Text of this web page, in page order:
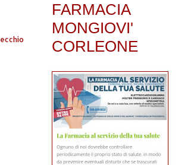
FARMACIA
MONGIOVI'
CORLEONE